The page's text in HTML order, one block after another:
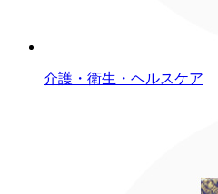
介護・衛生・ヘルスケア